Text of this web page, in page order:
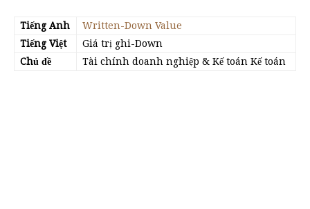
Tiếng Anh
Written-Down Value
Tiếng Việt
Giá trị ghi-Down
Chủ đề
Tài chính doanh nghiệp & Kế toán Kế toán